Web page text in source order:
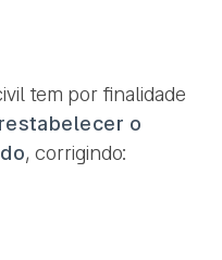
tem por finalidade
restabelecer o
, corrigindo: